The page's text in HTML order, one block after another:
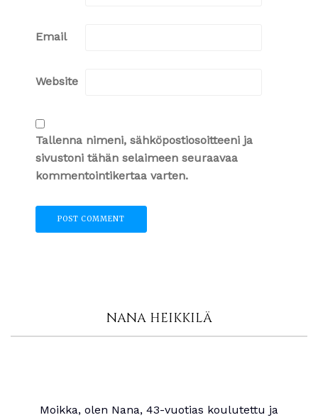
Email
Website
Tallenna nimeni, sähköpostiosoitteeni ja
sivustoni tähän selaimeen seuraavaa
kommentointikertaa varten.
NANA HEIKKILÄ
Moikka, olen Nana, 43-vuotias koulutettu ja